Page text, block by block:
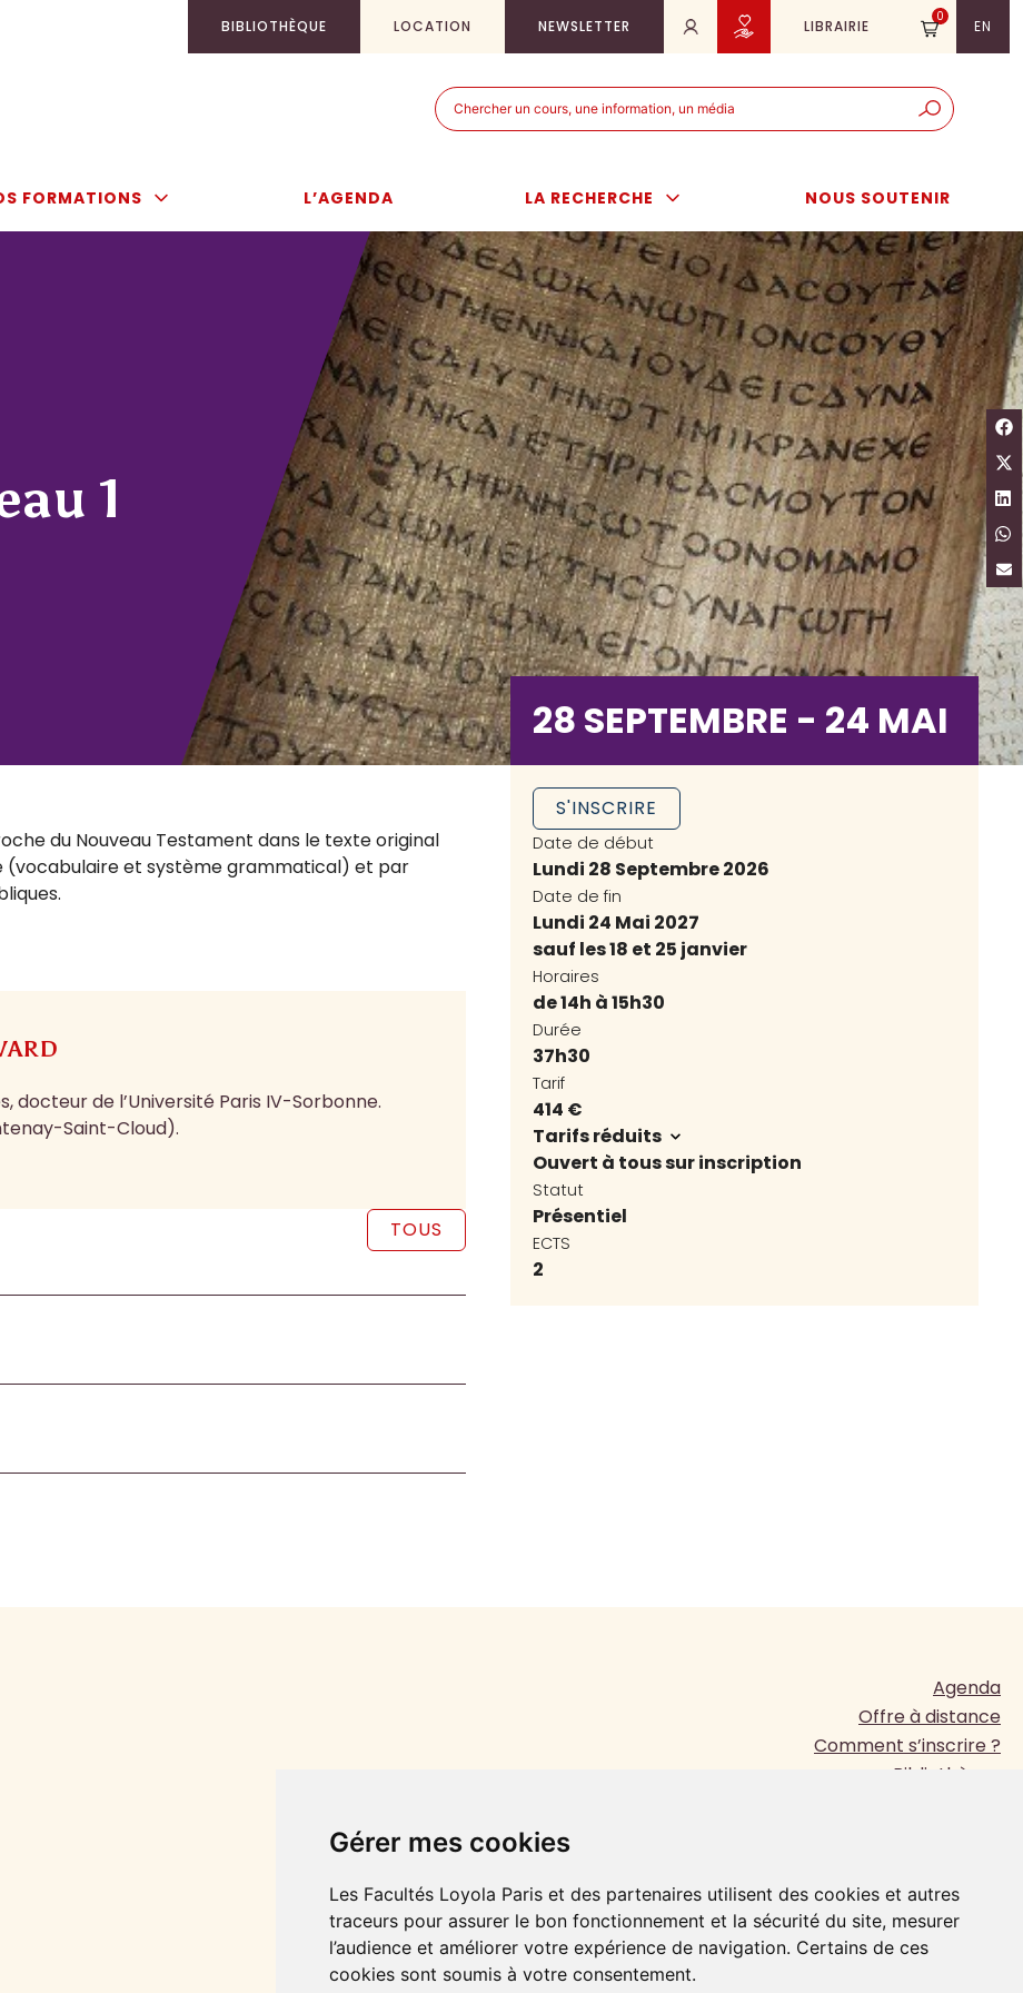
Gérer mes cookies
Les Facultés Loyola Paris et des partenaires utilisent des cookies et autres
traceurs pour assurer le bon fonctionnement et la sécurité du site, mesurer
l’audience et améliorer votre expérience de navigation. Certains de ces
cookies sont soumis à votre consentement.
EN
0
BIBLIOTHÈQUE LOCATION NEWSLETTER LIBRAIRIE
Recherche
pour
Rechercher
FORMATIONS L’AGENDA LA RECHERCHE NOUS SOUTENIR
1
du Nouveau Testament dans le texte original
(vocabulaire et système grammatical) et par
docteur de l’Université Paris IV-Sorbonne.
Saint-Cloud).
TOUS
28 SEPTEMBRE - 24 MAI
S'INSCRIRE
Date de début
Lundi 28 Septembre 2026
Date de fin
Lundi 24 Mai 2027
sauf les 18 et 25 janvier
Horaires
de 14h à 15h30
Durée
37h30
Tarif
414 €
Tarifs réduits
Ouvert à tous sur inscription
Statut
Présentiel
ECTS
2
Agenda
Offre à distance
Comment s’inscrire ?
Bibliothèque
Mentions légales
FAIRE UN DON